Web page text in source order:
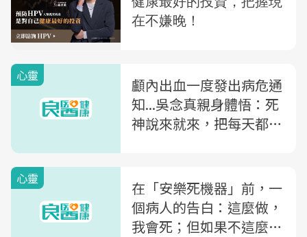
心靈
顱內出血一度發出病危通
知...吳念真親身體悟：死
神說來就來，把每天都當
心靈
在「安樂死機器」前，一
個病人的告白：這麼做，
我會死；但如果不這麼